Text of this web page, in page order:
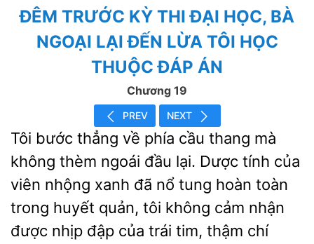
ĐÊM TRƯỚC KỲ THI ĐẠI HỌC, BÀ
NGOẠI LẠI ĐẾN LỪA TÔI HỌC
THUỘC ĐÁP ÁN
Chương 19
PREV NEXT
bước thẳng về phía cầu thang mà
không thèm ngoái đầu lại. Dược tính của
viên nhộng xanh đã nổ tung hoàn toàn
trong huyết quản, tôi không cảm nhận
được nhịp đập của trái tim, thậm